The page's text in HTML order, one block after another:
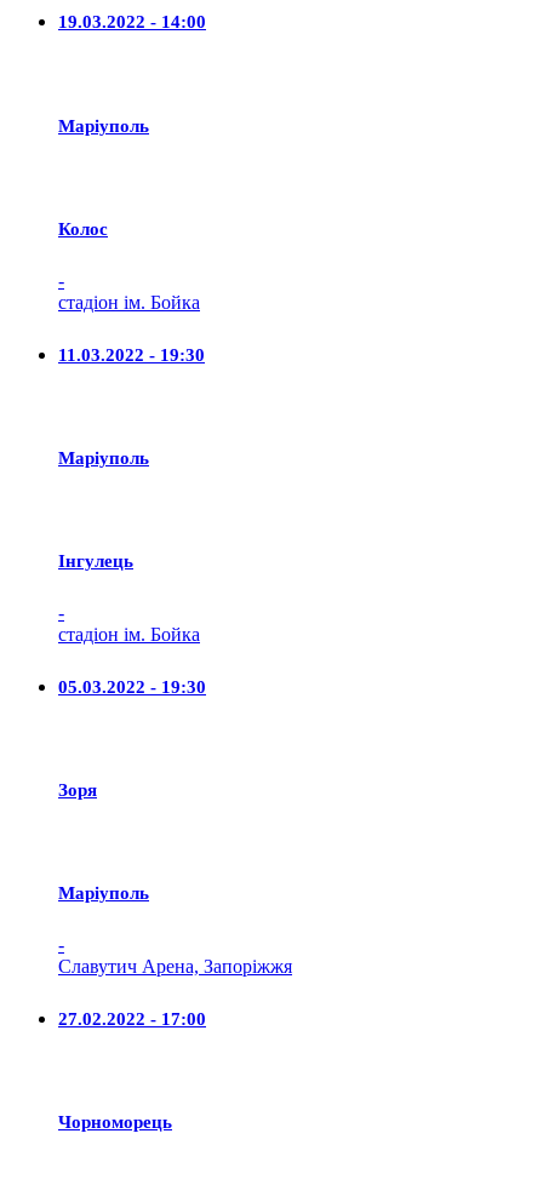
19.03.2022 - 14:00
Маріуполь
Колос
-
стадіон ім. Бойка
11.03.2022 - 19:30
Маріуполь
Iнгулець
-
стадіон ім. Бойка
05.03.2022 - 19:30
Зоря
Маріуполь
-
Славутич Арена, Запоріжжя
27.02.2022 - 17:00
Чорноморець